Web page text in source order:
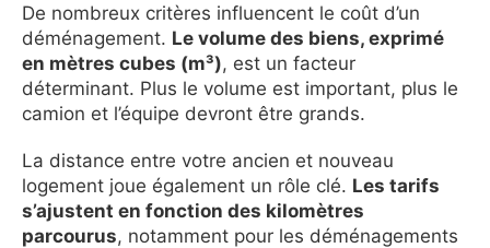
De nombreux critères influencent le coût d’un
déménagement. Le volume des biens, exprimé
en mètres cubes (m³), est un facteur
déterminant. Plus le volume est important, plus le
camion et l’équipe devront être grands.
La distance entre votre ancien et nouveau
logement joue également un rôle clé. Les tarifs
s’ajustent en fonction des kilomètres
parcourus, notamment pour les déménagements